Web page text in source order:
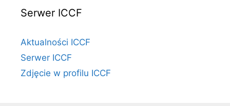
Serwer ICCF
Aktualności ICCF
Serwer ICCF
Zdjęcie w profilu ICCF